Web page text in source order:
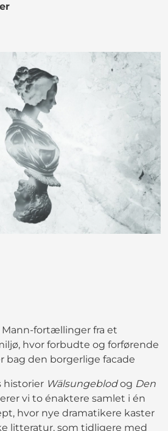
Mann-fortællinger fra et
hvor forbudte og forførende
bag den borgerlige facade
historier Wälsungeblodog Den
vi to énaktere samlet i én
hvor nye dramatikere kaster
litteratur, som tidligere med